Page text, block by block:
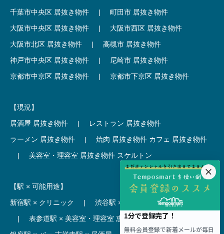
千葉市中央区 居抜き物件
|
町田市 居抜き物件
大阪市中央区 居抜き物件
|
大阪市西区 居抜き物件
大阪市北区 居抜き物件
|
高槻市 居抜き物件
神戸市中央区 居抜き物件
|
尼崎市 居抜き物件
京都市中京区 居抜き物件
| 京都市下京区 居抜き物件
【現況】
居酒屋 居抜き物件
|
レストラン 居抜き物件
ラーメン 居抜き物件
| 焼肉 居抜き物件 カフェ 居抜き物件
|
美容室・理容室 居抜き物件 スケルトン
【駅 × 可能用途】
新宿駅 × クリニック
| 渋谷駅 × カフェ
池袋駅 × ラーメン
|
表参道駅 × 美容室・理容室 恵比寿駅 × レストラン